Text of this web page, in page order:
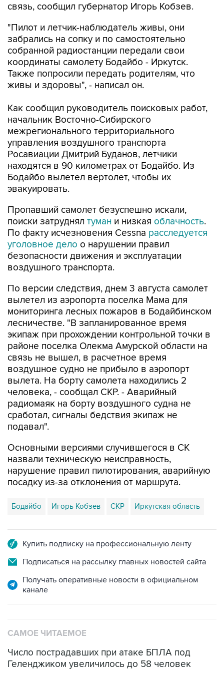
связь, сообщил губернатор Игорь Кобзев.
"Пилот и летчик-наблюдатель живы, они
забрались на сопку и по самостоятельно
собранной радиостанции передали свои
координаты самолету Бодайбо - Иркутск.
Также попросили передать родителям, что
живы и здоровы", - написал он.
Как сообщил руководитель поисковых работ,
начальник Восточно-Сибирского
межрегионального территориального
управления воздушного транспорта
Росавиации Дмитрий Буданов, летчики
находятся в 90 километрах от Бодайбо. Из
Бодайбо вылетел вертолет, чтобы их
эвакуировать.
Пропавший самолет безуспешно искали,
поиски затруднял туман и низкая облачность.
По факту исчезновения Cessna расследуется
уголовное дело о нарушении правил
безопасности движения и эксплуатации
воздушного транспорта.
По версии следствия, днем 3 августа самолет
вылетел из аэропорта поселка Мама для
мониторинга лесных пожаров в Бодайбинском
лесничестве. "В запланированное время
экипаж при прохождении контрольной точки в
районе поселка Олекма Амурской области на
связь не вышел, в расчетное время
воздушное судно не прибыло в аэропорт
вылета. На борту самолета находились 2
человека, - сообщал СКР. - Аварийный
радиомаяк на борту воздушного судна не
сработал, сигналы бедствия экипаж не
подавал".
Основными версиями случившегося в СК
назвали техническую неисправность,
нарушение правил пилотирования, аварийную
посадку из-за отклонения от маршрута.
Бодайбо Игорь Кобзев СКР Иркутская область
Купить подписку на профессиональную ленту
Подписаться на рассылку главных новостей сайта
Получать оперативные новости в официальном
канале
САМОЕ ЧИТАЕМОЕ
Число пострадавших при атаке БПЛА под
Геленджиком увеличилось до 58 человек